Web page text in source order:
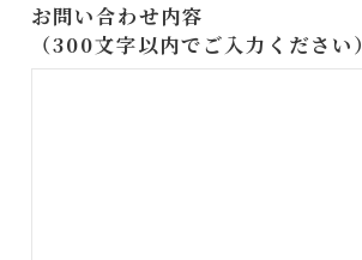
お問い合わせ内容
（300文字以内でご入力ください）